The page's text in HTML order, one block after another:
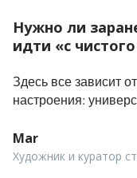
Нужно ли
идти «с
Здесь все зависит
настроения:
Mar
Художник и куратор